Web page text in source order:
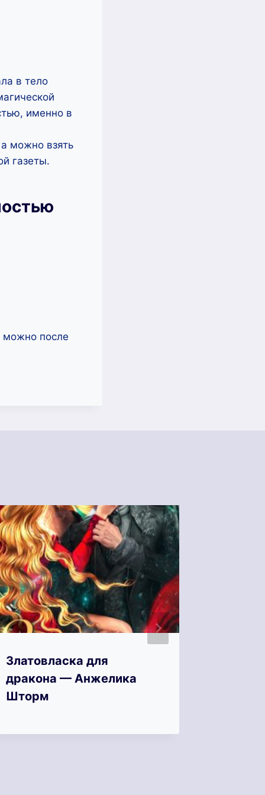
в тело
именно в
можно взять
газеты.
можно после
Златовласка для
дракона — Анжелика
Шторм